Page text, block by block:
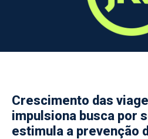
Crescimento das
impulsiona busca por
estimula a prevenção